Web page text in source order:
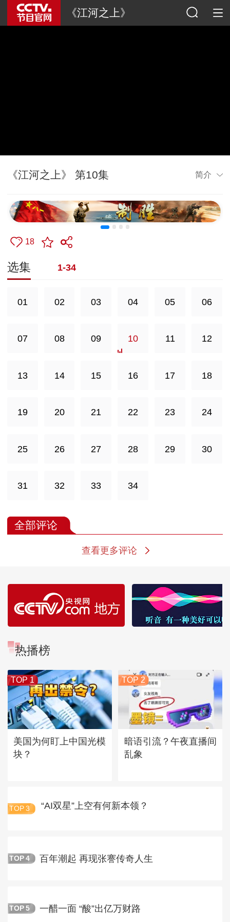
《江河之上》
《江河之上》 第10集 简介
18
选集 1-34
01 02 03 04 05 06
07 08 09 10 11 12
13 14 15 16 17 18
19 20 21 22 23 24
25 26 27 28 29 30
31 32 33 34
全部评论
查看更多评论
热播榜
TOP 1
美国为何盯上中国光模
块？
TOP 2
暗语引流？午夜直播间
乱象
TOP 3 “AI双星”上空有何新本领？
TOP 4 百年潮起 再现张謇传奇人生
TOP 5 一醋一面 “酸”出亿万财路